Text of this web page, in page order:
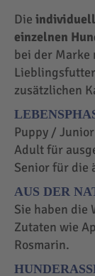
Die
einzelnen
bei der Marke
zusätzlichen
Puppy /
Adult für
Senior für die
AUS DER
Sie haben die
Zutaten wie
Rosmarin.